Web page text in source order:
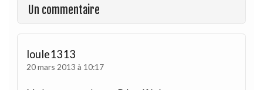
Un commentaire
loule1313
20 mars 2013 à 10:17